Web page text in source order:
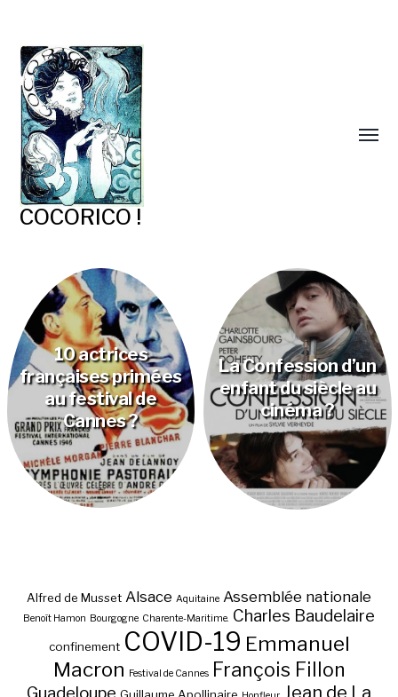
COCORICO !
10 actrices
françaises primées
au festival de
Cannes ?
La Confession d’un
enfant du siècle au
cinéma ?
Alfred de Musset Alsace Aquitaine Assemblée nationale
Benoît Hamon Bourgogne Charente-Maritime. Charles Baudelaire
confinement COVID-19 Emmanuel
Macron Festival de Cannes François Fillon
Guadeloupe Guillaume Apollinaire
Jean de La